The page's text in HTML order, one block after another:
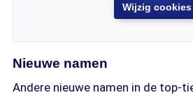
Wijzig cookies
Nieuwe namen
Andere nieuwe namen in de top-